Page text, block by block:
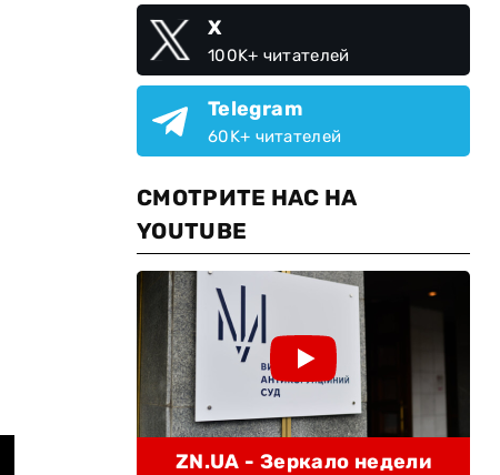
X
100K+ читателей
Telegram
60K+ читателей
СМОТРИТЕ НАС НА
YOUTUBE
ZN.UA - Зеркало недели